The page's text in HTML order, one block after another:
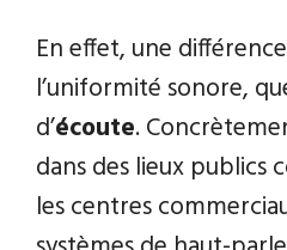
En effet, une
l’uniformité sonore,
d’écoute.
dans des lieux publics
les centres